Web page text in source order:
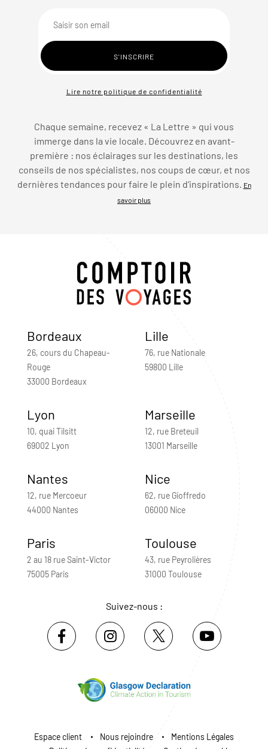
Lire notre politique de confidentialité
Chaque semaine, recevez « La Lettre » qui vous
immerge dans la vie locale. Découvrez en avant-
première : nos éclairages sur les destinations, les
conseils de nos spécialistes, nos coups de cœur, et nos
dernières tendances pour faire le plein d’inspirations. En
savoir plus
Bordeaux
26, cours du Chapeau-
Rouge
33000 Bordeaux
Lille
76, rue Nationale
59800 Lille
Lyon
10, quai Tilsitt
69002 Lyon
Marseille
12, rue Breteuil
13001 Marseille
Nantes
12, rue Mercoeur
44000 Nantes
Nice
62, rue Gioffredo
06000 Nice
Paris
2 au 18 rue Saint-Victor
75005 Paris
Toulouse
43, rue Peyrolières
31000 Toulouse
Suivez-nous :
Espace client Nous rejoindre
Mentions Légales